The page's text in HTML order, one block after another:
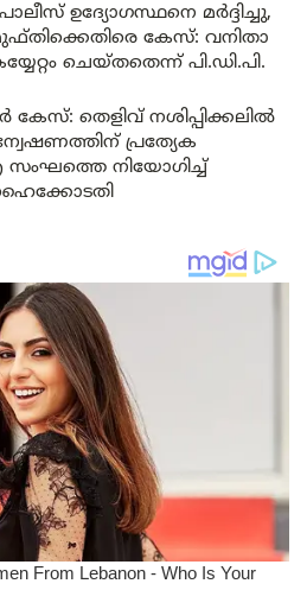
ഉദ്യോഗസ്ഥനെ മർദ്ദിച്ചു,
കേസ്: വനിതാ
ചെയ്തതെന്ന് പി.ഡി.പി.
തെളിവ് നശിപ്പിക്കലിൽ
പ്രത്യേക
നിയോഗിച്ച്